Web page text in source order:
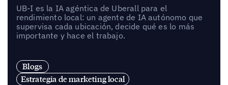
UB-I es la IA agéntica de Uberall para el
rendimiento local: un agente de IA autónomo que
supervisa cada ubicación, decide qué es lo más
importante y hace el trabajo.
Blogs
Estrategia de marketing local